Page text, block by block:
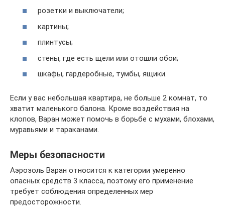
розетки и выключатели;
картины;
плинтусы;
стены, где есть щели или отошли обои;
шкафы, гардеробные, тумбы, ящики.
Если у вас небольшая квартира, не больше 2 комнат, то
хватит маленького балона. Кроме воздействия на
клопов, Варан может помочь в борьбе с мухами, блохами,
муравьями и тараканами.
Меры безопасности
Аэрозоль Варан относится к категории умеренно
опасных средств 3 класса, поэтому его применение
требует соблюдения определенных мер
предосторожности.